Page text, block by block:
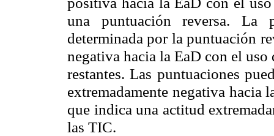
una puntuación reversa. La
determinada por la puntuación
negativa hacia la EaD con el
restantes. Las puntuaciones
extremadamente negativa hacia
que indica una actitud
las TIC.